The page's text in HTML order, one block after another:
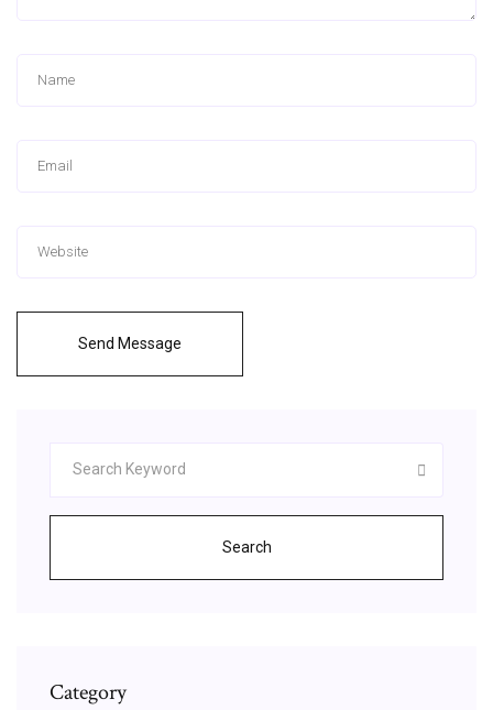
Send Message
Search
Category